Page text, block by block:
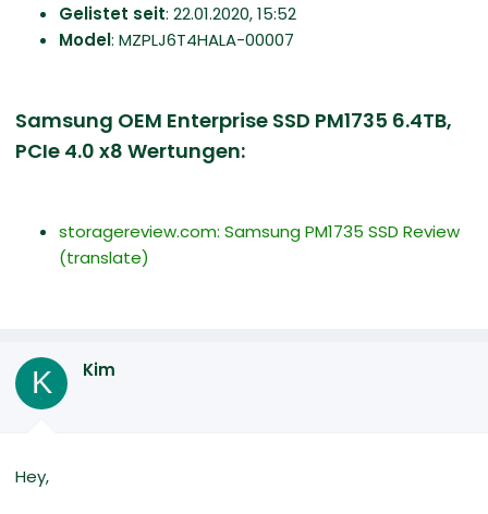
Gelistet seit: 22.01.2020, 15:52
Model: MZPLJ6T4HALA-00007
Samsung OEM Enterprise SSD PM1735 6.4TB,
PCIe 4.0 x8 Wertungen:
storagereview.com: Samsung PM1735 SSD Review
(translate)
K Kim
Hey,